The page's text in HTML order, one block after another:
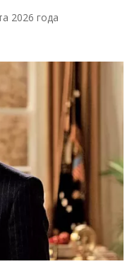
2026 года